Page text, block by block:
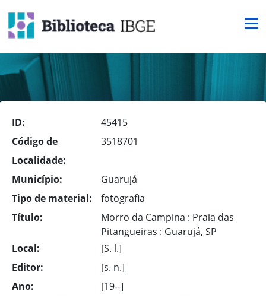
ID:
45415
Código de
Localidade:
3518701
Município:
Guarujá
Tipo de material:
fotografia
Título:
Morro da Campina : Praia das
Pitangueiras : Guarujá, SP
Local:
[S. l.]
Editor:
[s. n.]
Ano:
[19--]